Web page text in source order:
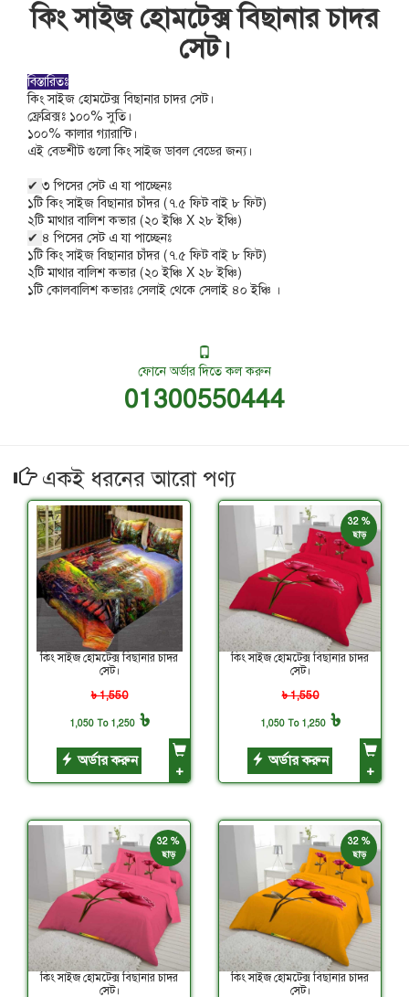
কিং সাইজ হোমটেক্স বিছানার চাদর
সেট।
বিস্তারিতঃ
কিং সাইজ হোমটেক্স বিছানার চাদর সেট।
ফ্রেব্রিক্সঃ ১০০% সুতি।
১০০% কালার গ্যারান্টি।
এই বেডশীট গুলো কিং সাইজ ডাবল বেডের জন্য।
✔ ৩ পিসের সেট এ যা পাচ্ছেনঃ
১টি কিং সাইজ বিছানার চাঁদর (৭.৫ ফিট বাই ৮ ফিট)
২টি মাথার বালিশ কভার (২০ ইঞ্চি X ২৮ ইঞ্চি)
✔ ৪ পিসের সেট এ যা পাচ্ছেনঃ
১টি কিং সাইজ বিছানার চাঁদর (৭.৫ ফিট বাই ৮ ফিট)
২টি মাথার বালিশ কভার (২০ ইঞ্চি X ২৮ ইঞ্চি)
১টি কোলবালিশ কভারঃ সেলাই থেকে সেলাই ৪০ ইঞ্চি ।
ফোনে অর্ডার দিতে কল করুন
01300550444
একই ধরনের আরো পণ্য
কিং সাইজ হোমটেক্স বিছানার চাদর
সেট।
৳ 1,550
1,050 To 1,250৳
অর্ডার করুন
+
32 %
ছাড়
কিং সাইজ হোমটেক্স বিছানার চাদর
সেট।
৳ 1,550
1,050 To 1,250৳
অর্ডার করুন
+
32 %
ছাড়
কিং সাইজ হোমটেক্স বিছানার চাদর
সেট।
32 %
ছাড়
কিং সাইজ হোমটেক্স বিছানার চাদর
সেট।